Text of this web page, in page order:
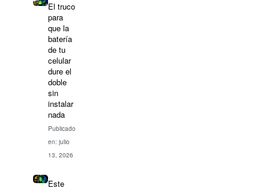
El truco
para
que la
batería
de tu
celular
dure el
doble
sin
instalar
nada
Publicado
en: julio
13, 2026
Este